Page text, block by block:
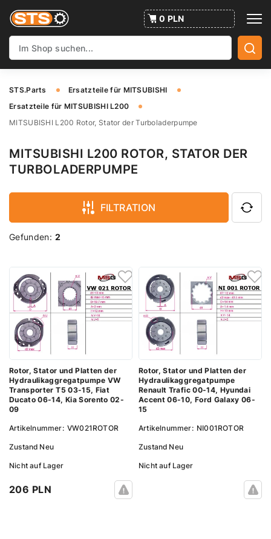
0 PLN
STS.Parts
Ersatzteile für MITSUBISHI
Ersatzteile für MITSUBISHI L200
MITSUBISHI L200 Rotor, Stator der Turboladerpumpe
MITSUBISHI L200 ROTOR, STATOR DER
TURBOLADERPUMPE
FILTRATION
Gefunden: 2
Rotor, Stator und Platten der
Hydraulikaggregatpumpe VW
Transporter T5 03-15, Fiat
Ducato 06-14, Kia Sorento 02-
09
Artikelnummer: VW021ROTOR
Zustand Neu
Nicht auf Lager
206 PLN
Rotor, Stator und Platten der
Hydraulikaggregatpumpe
Renault Trafic 00-14, Hyundai
Accent 06-10, Ford Galaxy 06-
15
Artikelnummer: NI001ROTOR
Zustand Neu
Nicht auf Lager